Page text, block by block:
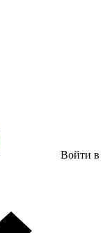
Войти в